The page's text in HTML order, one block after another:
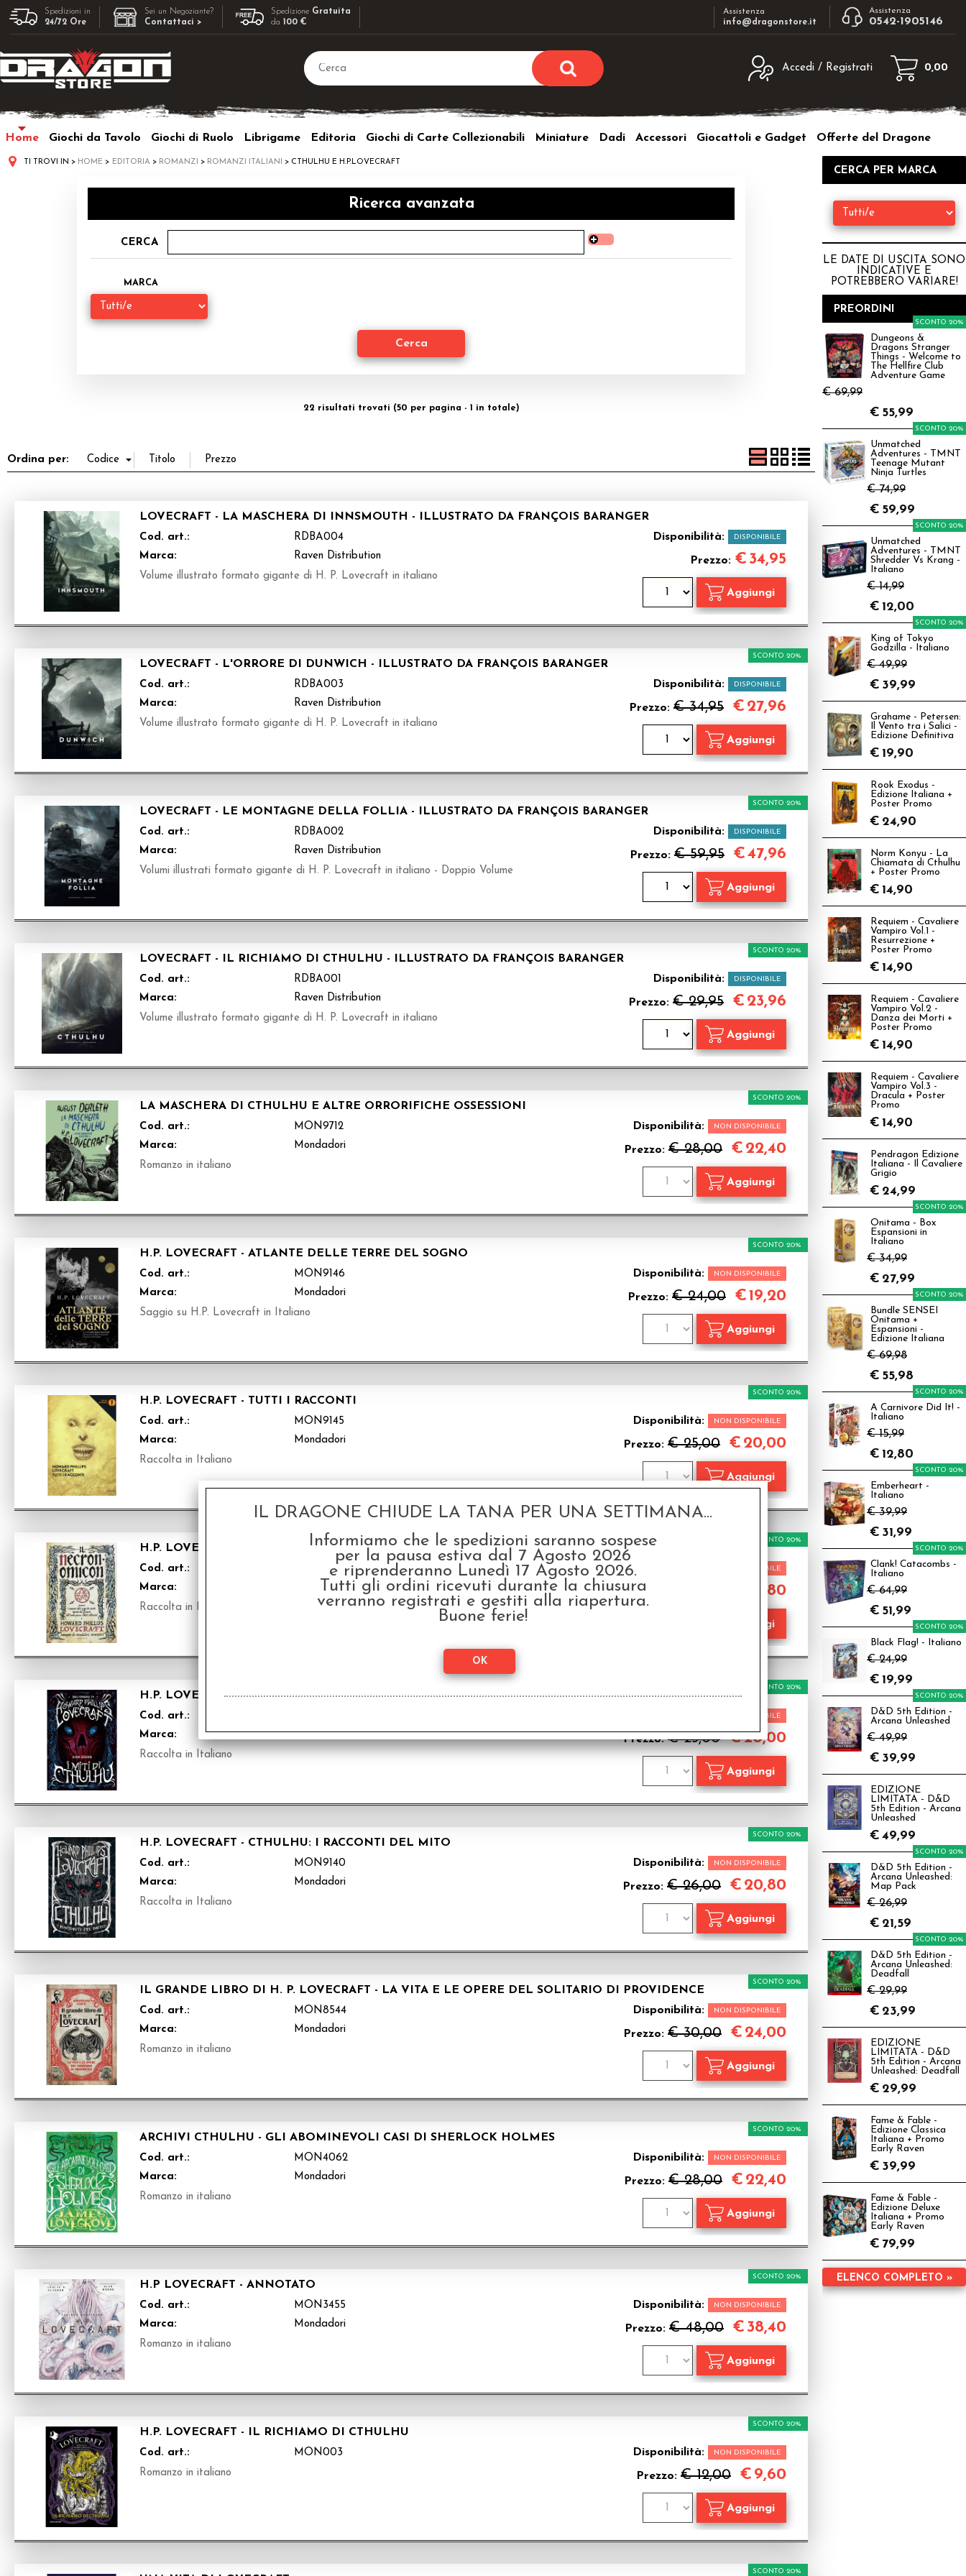
Spedizioni in
24/72 Ore
Sei un Negoziante?
Contattaci >
Spedizione Gratuita
da100 €
Assistenza
info@dragonstore.it
Assistenza
0542-1905146
Accedi / Registrati
utente e la password e poi clicca sul
sito clicca sul pulsante "Registrati"
0,00
Home Giochi da Tavolo Giochi di Ruolo Librigame Editoria Giochi di Carte Collezionabili Miniature Dadi Accessori Giocattoli e Gadget Offerte del Dragone
TI TROVI IN HOME EDITORIA ROMANZI ROMANZI ITALIANI CTHULHU E H.P.LOVECRAFT
Ricerca avanzata
CERCA
MARCA
22 risultati trovati (50 per pagina - 1 in totale)
Ordina per:
LOVECRAFT - LA MASCHERA DI INNSMOUTH - ILLUSTRATO DA FRANÇOIS BARANGER
Cod. art.:
RDBA004
Marca:
Raven Distribution
Volume illustrato formato gigante di H. P. Lovecraft in italiano
Disponibilità: DISPONIBILE
Prezzo: € 34,95
LOVECRAFT - L'ORRORE DI DUNWICH - ILLUSTRATO DA FRANÇOIS BARANGER
Cod. art.:
RDBA003
Marca:
Raven Distribution
Volume illustrato formato gigante di H. P. Lovecraft in italiano
Disponibilità: DISPONIBILE
Prezzo: € 34,95
SCONTO 20%
€ 27,96
LOVECRAFT - LE MONTAGNE DELLA FOLLIA - ILLUSTRATO DA FRANÇOIS BARANGER
Cod. art.:
RDBA002
Marca:
Raven Distribution
Volumi illustrati formato gigante di H. P. Lovecraft in italiano - Doppio Volume
Disponibilità: DISPONIBILE
Prezzo: € 59,95
SCONTO 20%
€47,96
LOVECRAFT - IL RICHIAMO DI CTHULHU - ILLUSTRATO DA FRANÇOIS BARANGER
Cod. art.:
RDBA001
Marca:
Raven Distribution
Volume illustrato formato gigante di H. P. Lovecraft in italiano
Disponibilità: DISPONIBILE
Prezzo: € 29,95
SCONTO 20%
€ 23,96
LA MASCHERA DI CTHULHU E ALTRE ORRORIFICHE OSSESSIONI
Cod. art.:
MON9712
Marca:
Mondadori
Romanzo in italiano
Disponibilità: NON DISPONIBILE
Prezzo: € 28,00
SCONTO 20%
€ 22,40
H.P. LOVECRAFT - ATLANTE DELLE TERRE DEL SOGNO
Cod. art.:
MON9146
Marca:
Mondadori
Saggio su H.P. Lovecraft in Italiano
Disponibilità: NON DISPONIBILE
Prezzo: € 24,00
SCONTO 20%
€19,20
H.P. LOVECRAFT - TUTTI I RACCONTI
Cod. art.:
MON9145
Marca:
Mondadori
Raccolta in Italiano
Disponibilità: NON DISPONIBILE
Prezzo: € 25,00
SCONTO 20%
€ 20,00
H.P. LOVECRAFT - IL NECRONOMICON
Cod. art.:
MON9142
Marca:
Mondadori
Raccolta in Italiano
Disponibilità: NON DISPONIBILE
Prezzo:
SCONTO 20%
20,80
H.P. LOVECRAFT - I MITI DI CTHULHU - NUOVA EDIZIONE
Cod. art.:
Marca:
Mondadori
Raccolta in Italiano
NON DISPONIBILE
Prezzo:€ 25,00
SCONTO 20%
€20,00
H.P. LOVECRAFT - CTHULHU: I RACCONTI DEL MITO
Cod. art.:
MON9140
Marca:
Mondadori
Raccolta in Italiano
Disponibilità: NON DISPONIBILE
Prezzo: € 26,00
SCONTO 20%
€ 20,80
IL GRANDE LIBRO DI H. P. LOVECRAFT - LA VITA E LE OPERE DEL SOLITARIO DI PROVIDENCE
Cod. art.:
MON8544
Marca:
Mondadori
Romanzo in italiano
Disponibilità: NON DISPONIBILE
Prezzo: € 30,00
SCONTO 20%
€ 24,00
ARCHIVI CTHULHU - GLI ABOMINEVOLI CASI DI SHERLOCK HOLMES
Cod. art.:
MON4062
Marca:
Mondadori
Romanzo in italiano
Disponibilità: NON DISPONIBILE
Prezzo: € 28,00
SCONTO 20%
€ 22,40
H.P LOVECRAFT - ANNOTATO
Cod. art.:
MON3455
Marca:
Mondadori
Romanzo in italiano
Disponibilità: NON DISPONIBILE
Prezzo: € 48,00
SCONTO 20%
€ 38,40
H.P. LOVECRAFT - IL RICHIAMO DI CTHULHU
Cod. art.:
MON003
Romanzo in italiano
Disponibilità: NON DISPONIBILE
Prezzo: € 12,00
SCONTO 20%
€ 9,60
SCONTO 20%
CERCA PER MARCA
LE DATE DI USCITA SONO
INDICATIVE E
POTREBBERO VARIARE!
PREORDINI
Dungeons &
Dragons Stranger
Things - Welcome to
The Hellfire Club
Adventure Game
€ 69,99
SCONTO 20%
€ 55,99
Unmatched
Adventures - TMNT
Teenage Mutant
Ninja Turtles
€ 74,99
SCONTO 20%
€ 59,99
Unmatched
Adventures - TMNT
Shredder Vs Krang -
Italiano
€ 14,99
SCONTO 20%
€ 12,00
King of Tokyo
Godzilla - Italiano
€ 49,99
SCONTO 20%
€ 39,99
Grahame - Petersen:
Il Vento tra i Salici -
Edizione Definitiva
€ 19,90
Rook Exodus -
Edizione Italiana +
Poster Promo
€ 24,90
Norm Konyu - La
Chiamata di Cthulhu
+ Poster Promo
€ 14,90
Requiem - Cavaliere
Vampiro Vol.1 -
Resurrezione +
Poster Promo
€ 14,90
Requiem - Cavaliere
Vampiro Vol.2 -
Danza dei Morti +
Poster Promo
€ 14,90
Requiem - Cavaliere
Vampiro Vol.3 -
Dracula + Poster
Promo
€ 14,90
Pendragon Edizione
Italiana - Il Cavaliere
Grigio
€ 24,99
Onitama - Box
Espansioni in
Italiano
€ 34,99
SCONTO 20%
€ 27,99
Bundle SENSEI
Onitama +
Espansioni -
Edizione Italiana
€ 69,98
SCONTO 20%
€ 55,98
A Carnivore Did It! -
Italiano
€ 15,99
SCONTO 20%
€ 12,80
Emberheart -
Italiano
€ 39,99
SCONTO 20%
€ 31,99
Clank! Catacombs -
Italiano
€ 64,99
SCONTO 20%
€ 51,99
Black Flag! - Italiano
€ 24,99
SCONTO 20%
€ 19,99
D&D 5th Edition -
Arcana Unleashed
€ 49,99
SCONTO 20%
€ 39,99
EDIZIONE
LIMITATA - D&D
5th Edition - Arcana
Unleashed
€ 49,99
D&D 5th Edition -
Arcana Unleashed:
Map Pack
€ 26,99
SCONTO 20%
€ 21,59
D&D 5th Edition -
Arcana Unleashed:
Deadfall
€ 29,99
SCONTO 20%
€ 23,99
EDIZIONE
LIMITATA - D&D
5th Edition - Arcana
Unleashed: Deadfall
€ 29,99
Fame & Fable -
Edizione Classica
Italiana + Promo
Early Raven
€ 39,99
Fame & Fable -
Edizione Deluxe
Italiana + Promo
Early Raven
€ 79,99
ELENCO COMPLETO »
IL DRAGONE CHIUDE LA TANA PER UNA SETTIMANA...
Informiamo che le spedizioni saranno sospese
per la pausa estiva dal 7 Agosto 2026
e riprenderanno Lunedì 17 Agosto 2026.
Tutti gli ordini ricevuti durante la chiusura
verranno registrati e gestiti alla riapertura.
Buone ferie!